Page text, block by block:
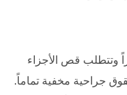
وتتطلب قص الأجزاء
جراحية مخفية تماماً.